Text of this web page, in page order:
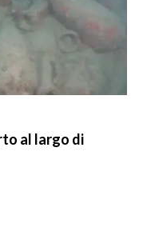
al largo di